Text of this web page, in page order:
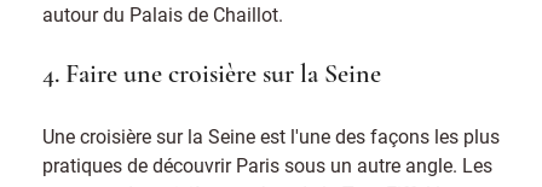
autour du Palais de Chaillot.
4. Faire une croisière sur la Seine
Une croisière sur la Seine est l'une des façons les plus
pratiques de découvrir Paris sous un autre angle. Les